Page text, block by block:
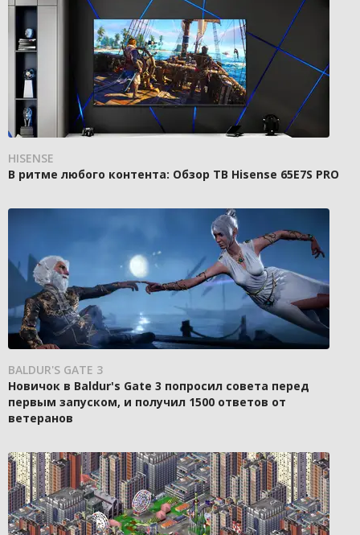
HISENSE
В ритме любого контента: Обзор ТВ Hisense 65E7S PRO
BALDUR'S GATE 3
Новичок в Baldur's Gate 3 попросил совета перед
первым запуском, и получил 1500 ответов от
ветеранов